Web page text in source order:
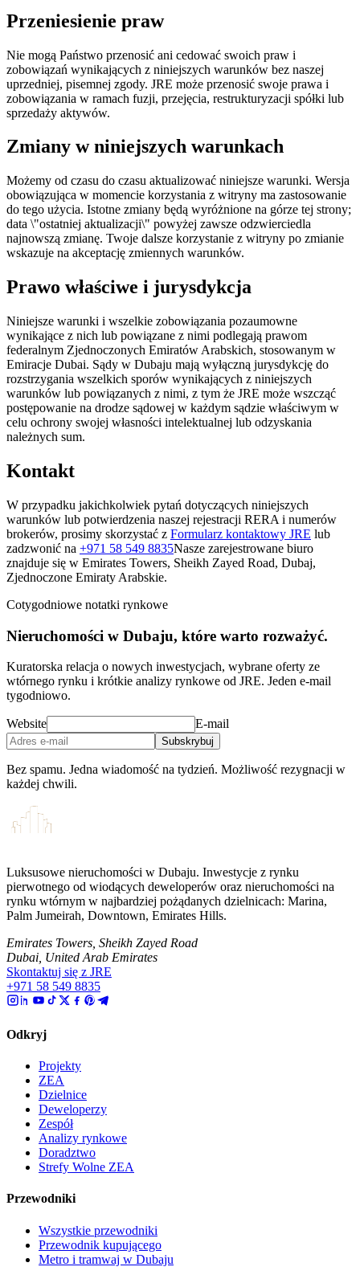
Przeniesienie praw
Nie mogą Państwo przenosić ani cedować swoich praw i
zobowiązań wynikających z niniejszych warunków bez naszej
uprzedniej, pisemnej zgody. JRE może przenosić swoje prawa i
zobowiązania w ramach fuzji, przejęcia, restrukturyzacji spółki lub
sprzedaży aktywów.
Zmiany w niniejszych warunkach
Możemy od czasu do czasu aktualizować niniejsze warunki. Wersja
obowiązująca w momencie korzystania z witryny ma zastosowanie
do tego użycia. Istotne zmiany będą wyróżnione na górze tej strony;
data \"ostatniej aktualizacji\" powyżej zawsze odzwierciedla
najnowszą zmianę. Twoje dalsze korzystanie z witryny po zmianie
wskazuje na akceptację zmiennych warunków.
Prawo właściwe i jurysdykcja
Niniejsze warunki i wszelkie zobowiązania pozaumowne
wynikające z nich lub powiązane z nimi podlegają prawom
federalnym Zjednoczonych Emiratów Arabskich, stosowanym w
Emiracje Dubai. Sądy w Dubaju mają wyłączną jurysdykcję do
rozstrzygania wszelkich sporów wynikających z niniejszych
warunków lub powiązanych z nimi, z tym że JRE może wszcząć
postępowanie na drodze sądowej w każdym sądzie właściwym w
celu ochrony swojej własności intelektualnej lub odzyskania
należnych sum.
Kontakt
W przypadku jakichkolwiek pytań dotyczących niniejszych
warunków lub potwierdzenia naszej rejestracji RERA i numerów
brokerów, prosimy skorzystać z Formularz kontaktowy JRE lub
zadzwonić na +971 58 549 8835Nasze zarejestrowane biuro
znajduje się w Emirates Towers, Sheikh Zayed Road, Dubaj,
Zjednoczone Emiraty Arabskie.
Cotygodniowe notatki rynkowe
Nieruchomości w Dubaju, które warto rozważyć.
Kuratorska relacja o nowych inwestycjach, wybrane oferty ze
wtórnego rynku i krótkie analizy rynkowe od JRE. Jeden e-mail
tygodniowo.
Website E-mail
Subskrybuj
Bez spamu. Jedna wiadomość na tydzień. Możliwość rezygnacji w
każdej chwili.
Luksusowe nieruchomości w Dubaju. Inwestycje z rynku
pierwotnego od wiodących deweloperów oraz nieruchomości na
rynku wtórnym w najbardziej pożądanych dzielnicach: Marina,
Palm Jumeirah, Downtown, Emirates Hills.
Emirates Towers, Sheikh Zayed Road
Dubai, United Arab Emirates
Skontaktuj się z JRE
+971 58 549 8835
Odkryj
Projekty
ZEA
Dzielnice
Deweloperzy
Zespół
Analizy rynkowe
Doradztwo
Strefy Wolne ZEA
Przewodniki
Wszystkie przewodniki
Przewodnik kupującego
Metro i tramwaj w Dubaju